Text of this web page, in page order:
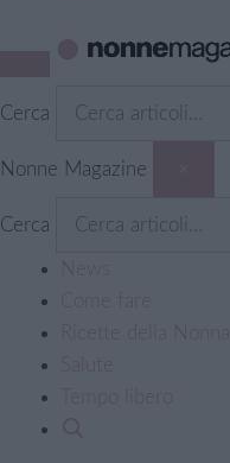
Cerca
Nonne Magazine
Cerca